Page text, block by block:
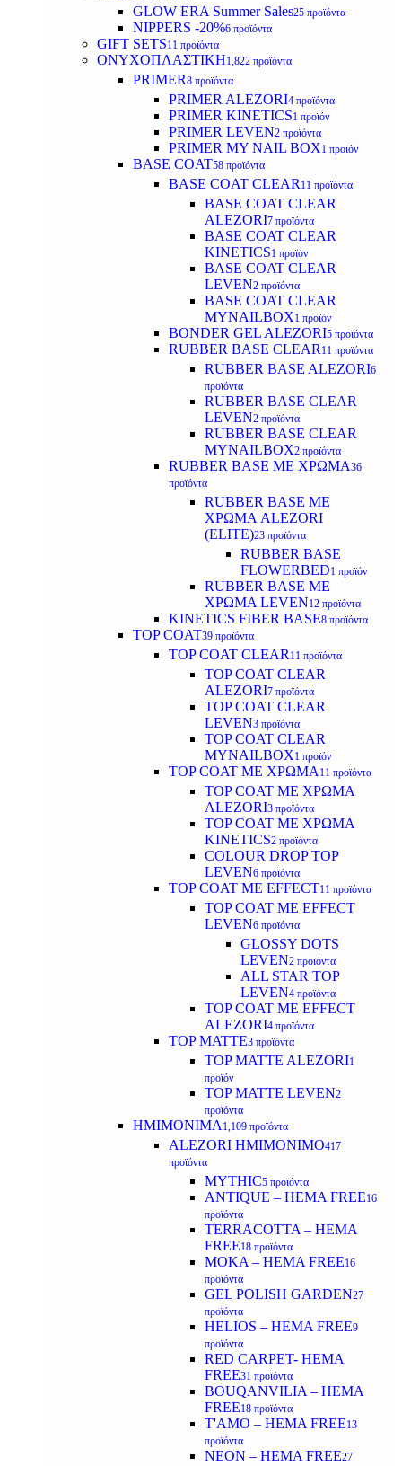
GLOW ERA Summer Sales25 προϊόντα
NIPPERS -20%6 προϊόντα
GIFT SETS11 προϊόντα
ΟΝΥΧΟΠΛΑΣΤΙΚΗ1,822 προϊόντα
PRIMER8 προϊόντα
PRIMER ALEZORI4 προϊόντα
PRIMER KINETICS1 προϊόν
PRIMER LEVEN2 προϊόντα
PRIMER MY NAIL BOX1 προϊόν
BASE COAT58 προϊόντα
BASE COAT CLEAR 11 προϊόντα
BASE COAT CLEAR
ALEZORI7 προϊόντα
BASE COAT CLEAR
KINETICS1 προϊόν
BASE COAT CLEAR
LEVEN2 προϊόντα
BASE COAT CLEAR
MYNAILBOX1 προϊόν
BONDER GEL ALEZORI5 προϊόντα
RUBBER BASE CLEAR 11 προϊόντα
RUBBER BASE ALEZORI6
προϊόντα
RUBBER BASE CLEAR
LEVEN2 προϊόντα
RUBBER BASE CLEAR
MYNAILBOX2 προϊόντα
RUBBER BASE ΜΕ ΧΡΩΜΑ36
προϊόντα
RUBBER BASE ΜΕ
ΧΡΩΜΑ ALEZORI
(ELITE)23 προϊόντα
RUBBER BASE
FLOWERBED1 προϊόν
RUBBER BASE ΜΕ
ΧΡΩΜΑ LEVEN12 προϊόντα
KINETICS FIBER BASE8 προϊόντα
TOP COAT39 προϊόντα
TOP COAT CLEAR 11 προϊόντα
TOP COAT CLEAR
ALEZORI7 προϊόντα
TOP COAT CLEAR
LEVEN3 προϊόντα
TOP COAT CLEAR
MYNAILBOX1 προϊόν
TOP COAT ΜΕ ΧΡΩΜΑ 11 προϊόντα
TOP COAT ΜΕ ΧΡΩΜΑ
ALEZORI3 προϊόντα
TOP COAT ΜΕ ΧΡΩΜΑ
KINETICS2 προϊόντα
COLOUR DROP TOP
LEVEN6 προϊόντα
TOP COAT ΜΕ EFFECT11 προϊόντα
TOP COAT ME EFFECT
LEVEN6 προϊόντα
GLOSSY DOTS
LEVEN2 προϊόντα
ALL STAR TOP
LEVEN4 προϊόντα
TOP COAT ME EFFECT
ALEZORI4 προϊόντα
TOP MATTE3 προϊόντα
TOP MATTE ALEZORI1
προϊόν
TOP MATTE LEVEN2
προϊόντα
ΗΜΙΜΟΝΙΜΑ 1,109 προϊόντα
ALEZORI ΗΜΙΜΟΝΙΜΟ417
προϊόντα
MYTHIC5 προϊόντα
ANTIQUE – HEMA FREE16
προϊόντα
TERRACOTTA – HEMA
FREE18 προϊόντα
MOKA – HEMA FREE16
προϊόντα
GEL POLISH GARDEN27
προϊόντα
HELIOS – HEMA FREE9
προϊόντα
RED CARPET- HEMA
FREE31 προϊόντα
BOUQANVILIA – HEMA
FREE18 προϊόντα
T'AMO – HEMA FREE13
προϊόντα
NEON – HEMA FREE27